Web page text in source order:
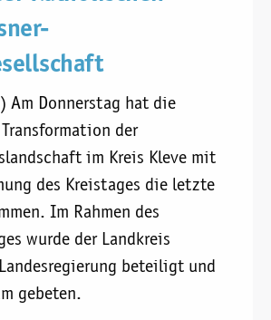
Am Donnerstag hat die
der
im Kreis Kleve mit
des Kreistages die letzte
Im Rahmen des
wurde der Landkreis
beteiligt und
gebeten.